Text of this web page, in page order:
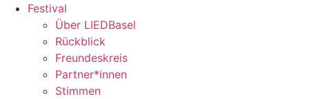
Festival
Über LIEDBasel
Rückblick
Freundeskreis
Partner*innen
Stimmen